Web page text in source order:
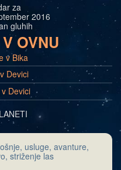
za
2016
gluhih
OVNU
v Bika
Devici
Devici
usluge, avanture,
striženje las